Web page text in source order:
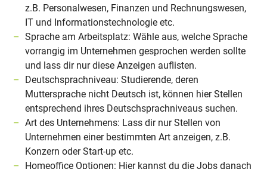
z.B. Personalwesen, Finanzen und Rechnungswesen,
IT und Informationstechnologie etc.
Sprache am Arbeitsplatz: Wähle aus, welche Sprache
vorrangig im Unternehmen gesprochen werden sollte
und lass dir nur diese Anzeigen auflisten.
Deutschsprachniveau: Studierende, deren
Muttersprache nicht Deutsch ist, können hier Stellen
entsprechend ihres Deutschsprachniveaus suchen.
Art des Unternehmens: Lass dir nur Stellen von
Unternehmen einer bestimmten Art anzeigen, z.B.
Konzern oder Start-up etc.
Homeoffice Optionen: Hier kannst du die Jobs danach